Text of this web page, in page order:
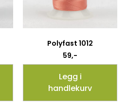
Polyfast 1012
59,-
Legg i
handlekurv